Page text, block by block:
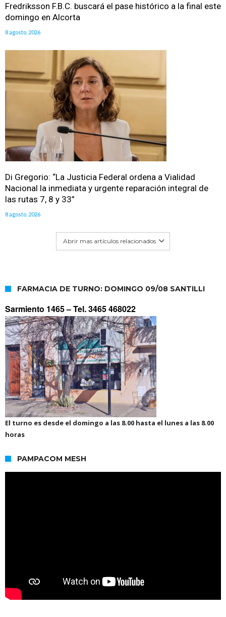
Fredriksson F.B.C. buscará el pase histórico a la final este
domingo en Alcorta
8 agosto, 2026
Di Gregorio: “La Justicia Federal ordena a Vialidad
Nacional la inmediata y urgente reparación integral de
las rutas 7, 8 y 33”
8 agosto, 2026
Abrir mas artículos relacionados
FARMACIA DE TURNO: DOMINGO 09/08 SANTILLI
Sarmiento 1465 –Tel. 3465 468022
El turno es desde el domingo a las 8.00 hasta el lunes a las 8.00
horas
PAMPACOM MESH